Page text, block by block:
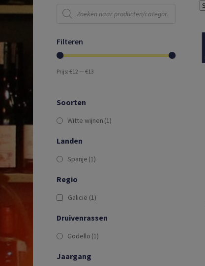
Producten
zoeken
Filteren
Prijs:€12 —€13
Soorten
Witte wijnen (1)
Landen
Spanje (1)
Regio
Galicië (1)
Druivenrassen
Godello (1)
Jaargang